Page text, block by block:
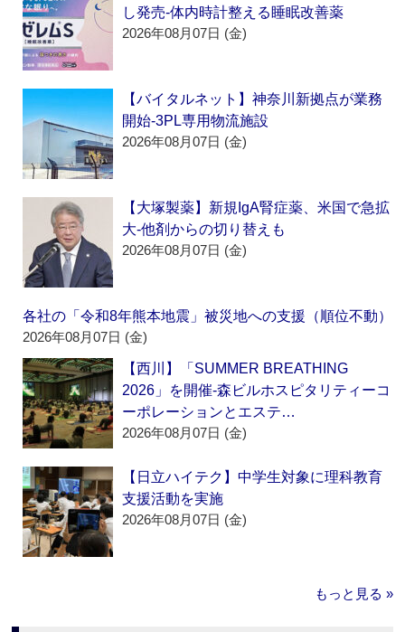
し発売‐体内時計整える睡眠改善薬
2026年08月07日 (金)
【バイタルネット】神奈川新拠点が業務
開始‐3PL専用物流施設
2026年08月07日 (金)
【大塚製薬】新規IgA腎症薬、米国で急拡
大‐他剤からの切り替えも
2026年08月07日 (金)
各社の「令和8年熊本地震」被災地への支援（順位不動）
2026年08月07日 (金)
【西川】「SUMMER BREATHING
2026」を開催‐森ビルホスピタリティーコ
ーポレーションとエステ…
2026年08月07日 (金)
【日立ハイテク】中学生対象に理科教育
支援活動を実施
2026年08月07日 (金)
もっと見る »